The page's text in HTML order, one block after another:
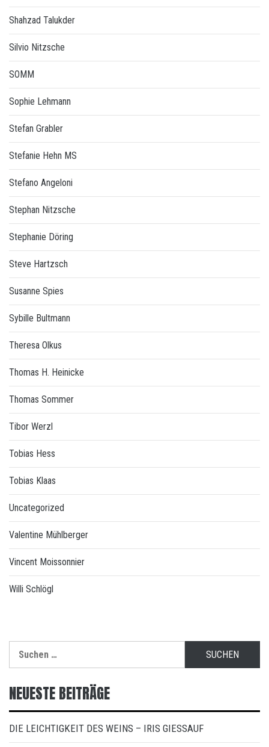
Shahzad Talukder
Silvio Nitzsche
SOMM
Sophie Lehmann
Stefan Grabler
Stefanie Hehn MS
Stefano Angeloni
Stephan Nitzsche
Stephanie Döring
Steve Hartzsch
Susanne Spies
Sybille Bultmann
Theresa Olkus
Thomas H. Heinicke
Thomas Sommer
Tibor Werzl
Tobias Hess
Tobias Klaas
Uncategorized
Valentine Mühlberger
Vincent Moissonnier
Willi Schlögl
NEUESTE BEITRÄGE
DIE LEICHTIGKEIT DES WEINS – IRIS GIESSAUF